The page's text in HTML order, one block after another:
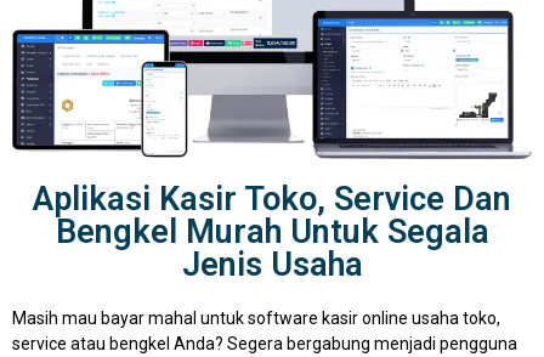
Aplikasi Kasir Toko, Service Dan
Bengkel Murah Untuk Segala
Jenis Usaha
Masih mau bayar mahal untuk software kasir online usaha toko,
service atau bengkel Anda? Segera bergabung menjadi pengguna